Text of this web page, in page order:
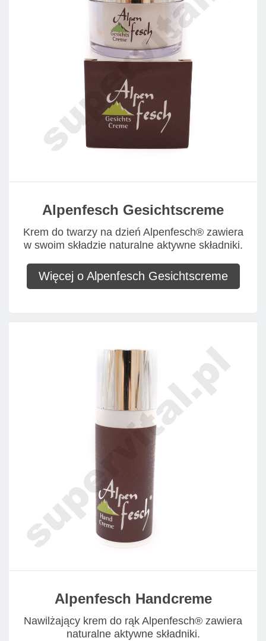
Alpenfesch Gesichtscreme
Krem do twarzy na dzień Alpenfesch® zawiera
w swoim składzie naturalne aktywne składniki.
Więcej o Alpenfesch Gesichtscreme
Alpenfesch Handcreme
Nawilżający krem do rąk Alpenfesch® zawiera
naturalne aktywne składniki.